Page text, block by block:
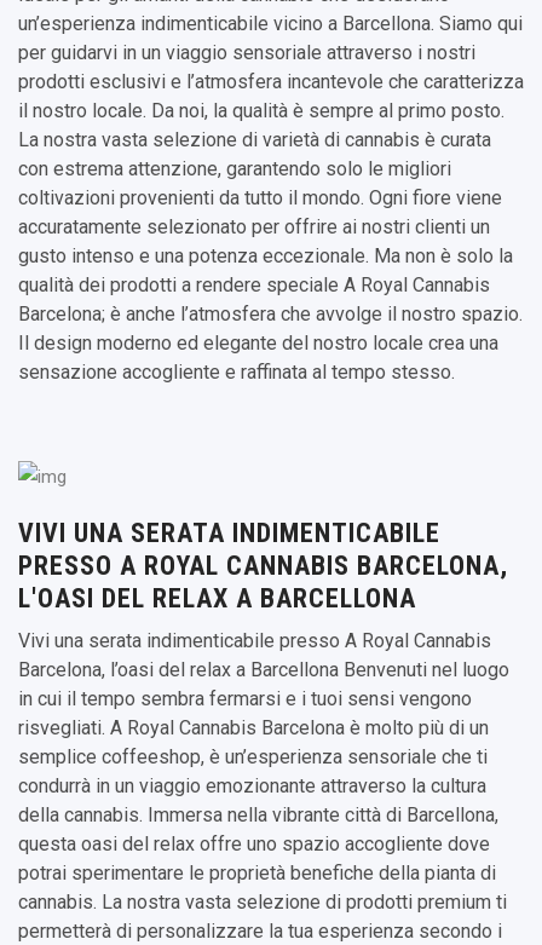
un’esperienza indimenticabile vicino a Barcellona. Siamo qui
per guidarvi in un viaggio sensoriale attraverso i nostri
prodotti esclusivi e l’atmosfera incantevole che caratterizza
il nostro locale. Da noi, la qualità è sempre al primo posto.
La nostra vasta selezione di varietà di cannabis è curata
con estrema attenzione, garantendo solo le migliori
coltivazioni provenienti da tutto il mondo. Ogni fiore viene
accuratamente selezionato per offrire ai nostri clienti un
gusto intenso e una potenza eccezionale. Ma non è solo la
qualità dei prodotti a rendere speciale A Royal Cannabis
Barcelona; è anche l’atmosfera che avvolge il nostro spazio.
Il design moderno ed elegante del nostro locale crea una
sensazione accogliente e raffinata al tempo stesso.
VIVI UNA SERATA INDIMENTICABILE
PRESSO A ROYAL CANNABIS BARCELONA,
L'OASI DEL RELAX A BARCELLONA
Vivi una serata indimenticabile presso A Royal Cannabis
Barcelona, l’oasi del relax a Barcellona Benvenuti nel luogo
in cui il tempo sembra fermarsi e i tuoi sensi vengono
risvegliati. A Royal Cannabis Barcelona è molto più di un
semplice coffeeshop, è un’esperienza sensoriale che ti
condurrà in un viaggio emozionante attraverso la cultura
della cannabis. Immersa nella vibrante città di Barcellona,
questa oasi del relax offre uno spazio accogliente dove
potrai sperimentare le proprietà benefiche della pianta di
cannabis. La nostra vasta selezione di prodotti premium ti
permetterà di personalizzare la tua esperienza secondo i